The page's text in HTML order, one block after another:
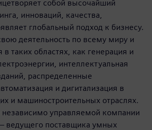
собой высочайший
инноваций, качества,
глобальный подход к бизнесу.
деятельность по всему миру и
в таких областях, как генерация и
интеллектуальная
распределенные
и дигитализация в
и машиностроительных отраслях.
независимо управляемой компании
ведущего поставщика умных